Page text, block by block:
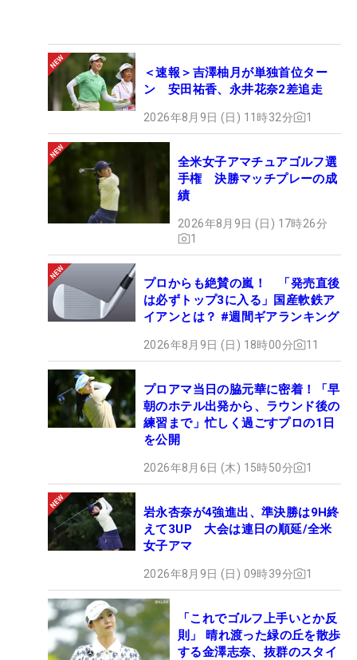
＜速報＞吉澤柚月が単独首位ター
ン 安田祐香、永井花奈2差追走
2026年8月9日 (日) 11時32分 1
全米女子アマチュアゴルフ選
手権 決勝マッチプレーの成
績
2026年8月9日 (日) 17時26分
1
プロからも絶賛の嵐！ 「発売直後
は必ずトップ3に入る」国産軟鉄ア
イアンとは？ #週間ギアランキング
2026年8月9日 (日) 18時00分 11
プロアマ当日の脇元華に密着！「早
朝のホテル出発から、ラウンド後の
練習まで」忙しく過ごすプロの1日
を公開
2026年8月6日 (木) 15時50分 1
岩永杏奈が4強進出、準決勝は9H終
えて3UP 大会は連日の順延/全米
女子アマ
2026年8月9日 (日) 09時39分 1
「これでゴルフ上手いとか反
則」 晴れ渡った緑の丘を散歩
する金澤志奈、抜群のスタイ